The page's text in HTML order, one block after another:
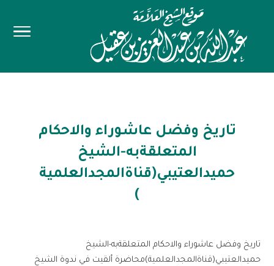
تاريخ وفضل عاشوراء والاحكام
المتعلقةبه-الشيخ
حميدالعتيبي(قناةالمجدالعلمية
)
تاريخ وفضل عاشوراء والاحكام المتعلقةبه-الشيخ
حميدالعتيبي(قناةالمجدالعلمية)محاضرة ألقيت في ندوة الشيخ